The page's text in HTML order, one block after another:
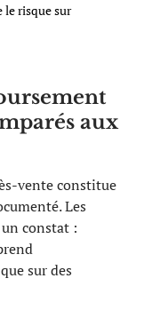
le risque sur
aux
vente constitue
Les
constat :
sur des